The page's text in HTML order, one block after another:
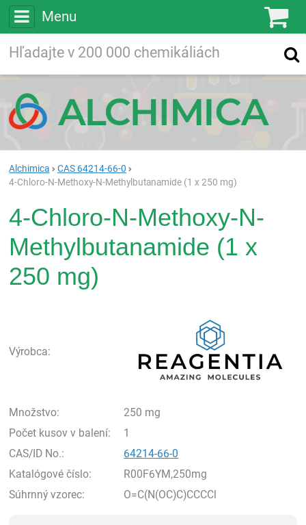
Menu
Vyhľadávanie
Alchimica
CAS 64214-66-0
4-Chloro-N-Methoxy-N-Methylbutanamide (1 x 250 mg)
4-Chloro-N-Methoxy-N-
Methylbutanamide (1 x
250 mg)
Výrobca:
Množstvo:
250 mg
Počet kusov v balení:
1
CAS/ID No.:
64214-66-0
Katalógové číslo:
R00F6YM,250mg
Súhrnný vzorec:
O=C(N(OC)C)CCCCl